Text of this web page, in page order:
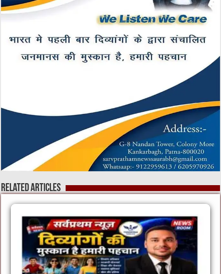
Related Articles